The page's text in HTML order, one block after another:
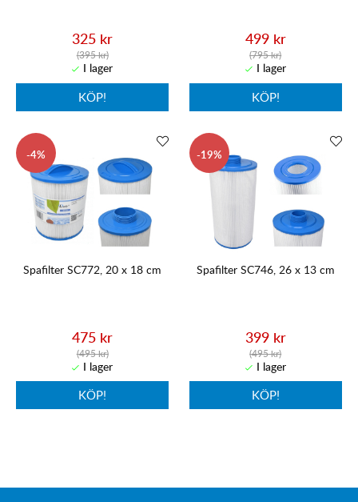
325 kr
(395 kr)
KÖP!
499 kr
(795 kr)
KÖP!
4
Spafilter SC772, 20 x 18 cm
475 kr
(495 kr)
KÖP!
19
Spafilter SC746, 26 x 13 cm
399 kr
(495 kr)
KÖP!